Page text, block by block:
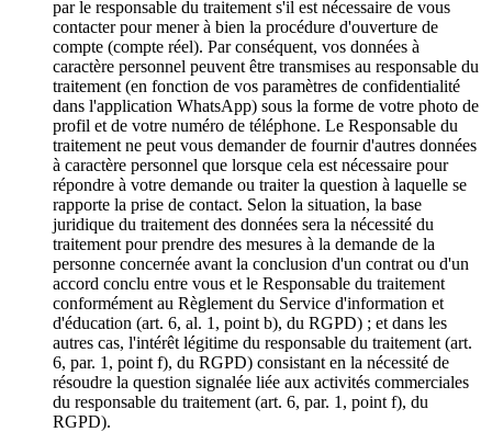
par le responsable du traitement s'il est nécessaire de vous
contacter pour mener à bien la procédure d'ouverture de
compte (compte réel). Par conséquent, vos données à
caractère personnel peuvent être transmises au responsable du
traitement (en fonction de vos paramètres de confidentialité
dans l'application WhatsApp) sous la forme de votre photo de
profil et de votre numéro de téléphone. Le Responsable du
traitement ne peut vous demander de fournir d'autres données
à caractère personnel que lorsque cela est nécessaire pour
répondre à votre demande ou traiter la question à laquelle se
rapporte la prise de contact. Selon la situation, la base
juridique du traitement des données sera la nécessité du
traitement pour prendre des mesures à la demande de la
personne concernée avant la conclusion d'un contrat ou d'un
accord conclu entre vous et le Responsable du traitement
conformément au Règlement du Service d'information et
d'éducation (art. 6, al. 1, point b), du RGPD) ; et dans les
autres cas, l'intérêt légitime du responsable du traitement (art.
6, par. 1, point f), du RGPD) consistant en la nécessité de
résoudre la question signalée liée aux activités commerciales
du responsable du traitement (art. 6, par. 1, point f), du
RGPD).